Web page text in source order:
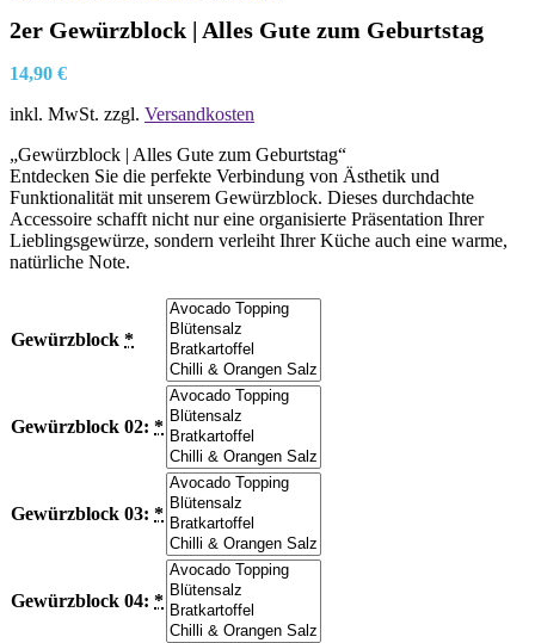
2er Gewürzblock | Alles Gute zum Geburtstag
14,90 €
inkl. MwSt. zzgl. Versandkosten
„Gewürzblock | Alles Gute zum Geburtstag“
Entdecken Sie die perfekte Verbindung von Ästhetik und
Funktionalität mit unserem Gewürzblock. Dieses durchdachte
Accessoire schafft nicht nur eine organisierte Präsentation Ihrer
Lieblingsgewürze, sondern verleiht Ihrer Küche auch eine warme,
natürliche Note.
Gewürzblock *
Gewürzblock 02: *
Gewürzblock 03: *
Gewürzblock 04: *